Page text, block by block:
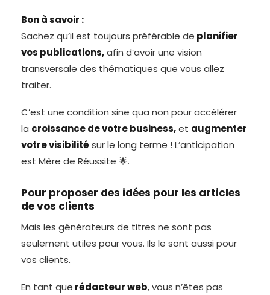
Bon à savoir :
Sachez qu’il est toujours préférable de planifier
vos publications,afin d’avoir une vision
transversale des thématiques que vous allez
traiter.
C’est une condition sine qua non pour accélérer
la croissance de votre business,et augmenter
votre visibilité sur le long terme ! L’anticipation
est Mère de Réussite 🌟.
Pour proposer des idées pour les articles
de vos clients
Mais les générateurs de titres ne sont pas
seulement utiles pour vous. Ils le sont aussi pour
vos clients.
En tant que rédacteur web, vous n’êtes pas